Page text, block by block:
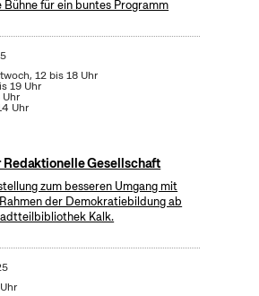
für ein buntes Programm
12 bis 18 Uhr
19 Uhr
Uhr
Gesellschaft
zum besseren Umgang mit
der Demokratiebildung ab
Kalk.